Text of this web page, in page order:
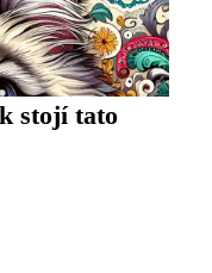
stojí tato